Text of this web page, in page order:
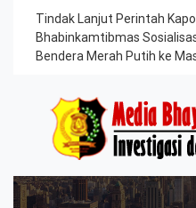
Tindak Lanjut Perintah
Bhabinkamtibmas
Bendera Merah Putih ke